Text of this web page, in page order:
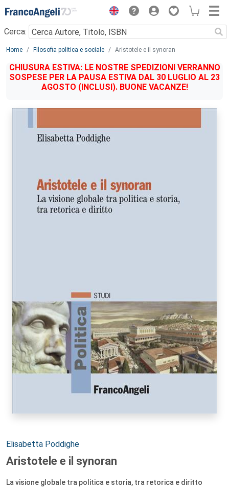
Menu
Cerca:
Main content
Home Filosofia politica e sociale Aristotele e il synoran
CHIUSURA ESTIVA: LE NOSTRE SPEDIZIONI VERRANNO
SOSPESE PER LA PAUSA ESTIVA DAL 30 LUGLIO AL 23
AGOSTO (INCLUSI). BUONE VACANZE!
Autori:
Elisabetta Poddighe
Aristotele e il synoran
La visione globale tra politica e storia, tra retorica e diritto